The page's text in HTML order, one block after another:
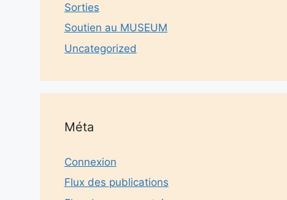
Sorties
Soutien au MUSEUM
Uncategorized
Méta
Connexion
Flux des publications